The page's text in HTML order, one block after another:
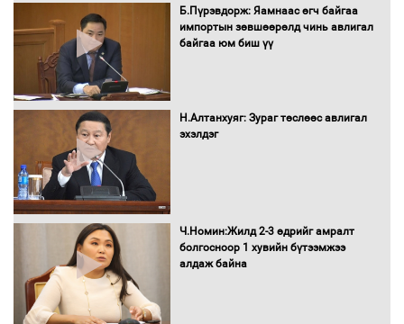
худалдан авах журмыг баталлаа
шилжиж, найр наадам, зөвлөгөөн,
гадаад томилолтыг хориглолоо
Б.Пүрэвдорж: Яамнаас өгч байгаа
импортын зөвшөөрөлд чинь авлигал
байгаа юм биш үү
Н.Алтанхуяг: Зураг төслөөс авлигал
эхэлдэг
Ч.Номин:Жилд 2-3 өдрийг амралт
болгосноор 1 хувийн бүтээмжээ
алдаж байна